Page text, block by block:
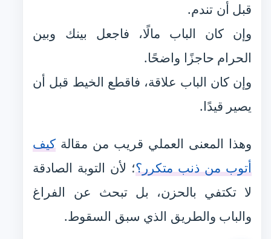
قبل أن تندم.
وإن كان الباب مالًا، فاجعل بينك وبين
الحرام حاجزًا واضحًا.
وإن كان الباب علاقة، فاقطع الخيط قبل أن
يصير قيدًا.
وهذا المعنى العملي قريب من مقالة كيف
أتوب من ذنب متكرر؟؛ لأن التوبة الصادقة
لا تكتفي بالحزن، بل تبحث عن الفراغ
والباب والطريق الذي سبق السقوط.